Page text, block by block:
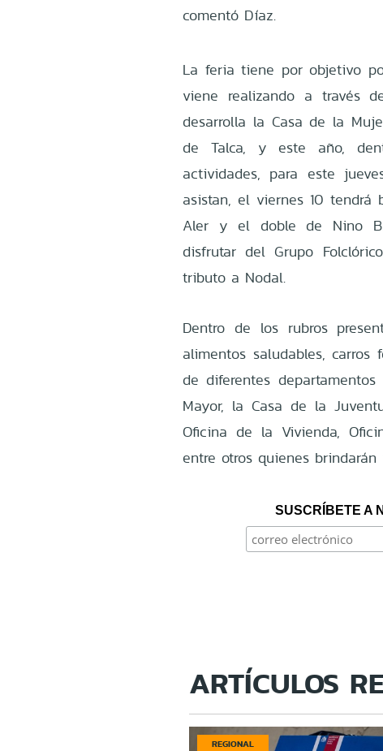
comentó Díaz.
La feria tiene por objetivo
viene realizando a través
desarrolla la Casa de la
de Talca, y este año,
actividades, para este
asistan, el viernes 10 tendrá
Aler y el doble de Nino
disfrutar del Grupo
tributo a Nodal.
Dentro de los rubros
alimentos saludables, carros
de diferentes
Mayor, la Casa de la
Oficina de la Vivienda,
entre otros quienes
SUSCRÍBETE A
ARTÍCULOS
REGIONAL